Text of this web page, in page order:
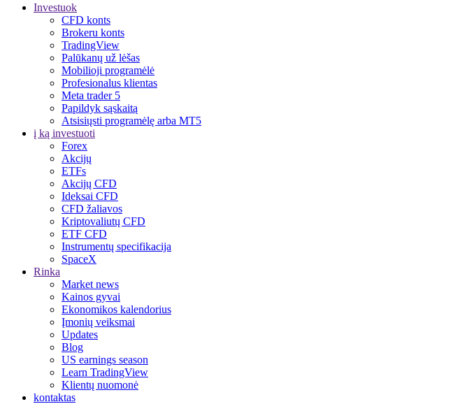
Investuok
CFD konts
Brokeru konts
TradingView
Palūkanų už lėšas
Mobilioji programėlė
Profesionalus klientas
Meta trader 5
Papildyk sąskaitą
Atsisiųsti programėlę arba MT5
į ką investuoti
Forex
Akcijų
ETFs
Akcijų CFD
Ideksai CFD
CFD žaliavos
Kriptovaliutų CFD
ETF CFD
Instrumentų specifikacija
SpaceX
Rinka
Market news
Kainos gyvai
Ekonomikos kalendorius
Įmonių veiksmai
Updates
Blog
US earnings season
Learn TradingView
Klientų nuomonė
kontaktas